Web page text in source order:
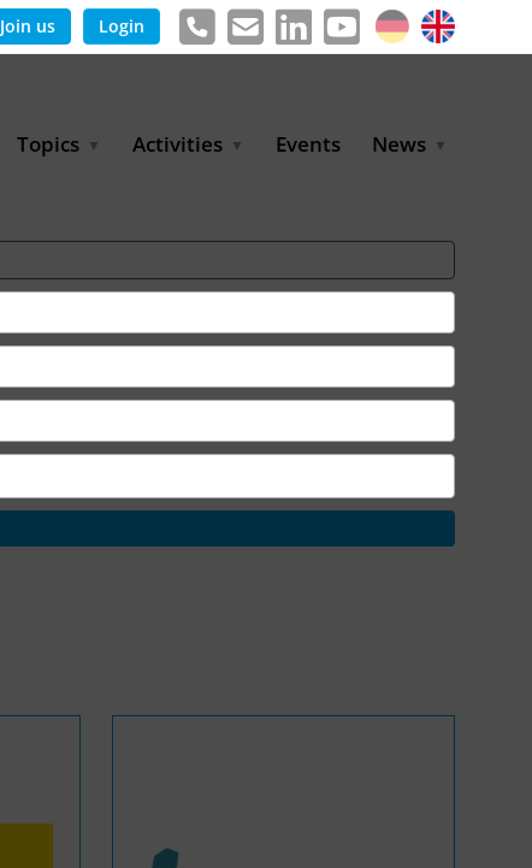
Join us Login
Topics
Hydrogen
Industrial Water
Management
Operation and Capacity
Urban Water Resilience
Activities
Dialogues
Export Initiative
Environmental Protection
International Market
Sustainable Utility
Trade Fairs
WASANet
Events News